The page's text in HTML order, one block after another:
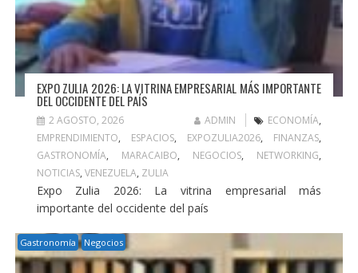
EXPO ZULIA 2026: LA VITRINA EMPRESARIAL MÁS IMPORTANTE
DEL OCCIDENTE DEL PAÍS
2 AGOSTO, 2026 ADMIN ECONOMÍA,
EMPRENDIMIENTO, ESPACIOS, EXPOZULIA2026, FINANZAS,
GASTRONOMÍA, MARACAIBO, NEGOCIOS, NETWORKING,
NOTICIAS, VENEZUELA, ZULIA
Expo Zulia 2026: La vitrina empresarial más
importante del occidente del país
Gastronomía Negocios